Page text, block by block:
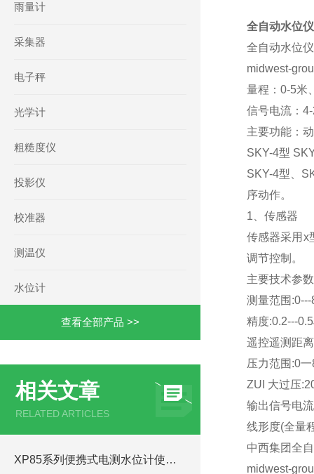
雨量计
采集器
电子秤
光学计
粗糙度仪
投影仪
校准器
测温仪
水位计
查看全部产品 >>
相关文章
RELATED ARTICLES
XP85系列便携式电测水位计使用说明书
全自动水位
全自动水位
midwest-
量程：0-5米
信号电流：
主要功能：
SKY-4型
SKY-4型、
序动作。
1、传感器
传感器采用x
调节控制。
主要技术参
测量范围:0---
精度:0.2---
遥控遥测距
压力范围:0
ZUI 大过压
输出信号电
线形度(全量
中西集团全
midwest-